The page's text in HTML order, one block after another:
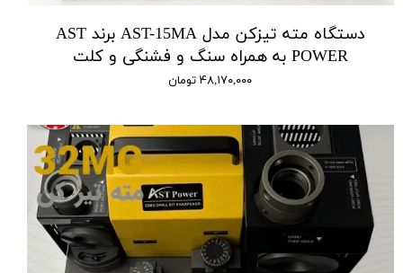
دستگاه مته تیزکن مدل AST-15MA برند AST
POWER به همراه سنگ و فشنگی و کلت
۴۸,۱۷۰,۰۰۰ تومان